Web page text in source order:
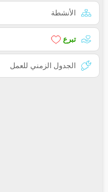
الأنشطة
تبرع
الجدول الزمني للعمل